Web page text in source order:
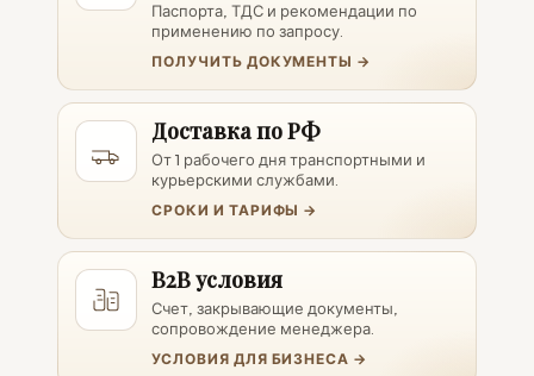
Паспорта, ТДС и рекомендации по
применению по запросу.
ПОЛУЧИТЬ ДОКУМЕНТЫ →
Доставка по РФ
От 1 рабочего дня транспортными и
курьерскими службами.
СРОКИ И ТАРИФЫ →
B2B условия
Счет, закрывающие документы,
сопровождение менеджера.
УСЛОВИЯ ДЛЯ БИЗНЕСА →